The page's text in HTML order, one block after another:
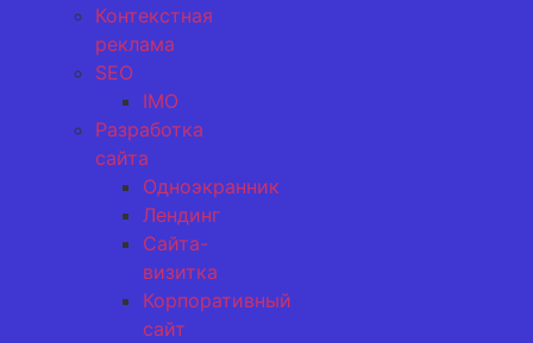
Контекстная
реклама
SEO
IMO
Разработка
сайта
Одноэкранник
Лендинг
Сайта-
визитка
Корпоративный
сайт